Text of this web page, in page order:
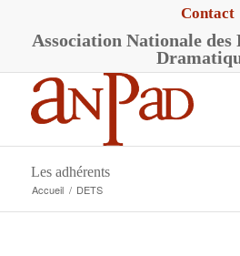
Contact
AssociationNationale des
D
Les adhérents
Accueil / DETS